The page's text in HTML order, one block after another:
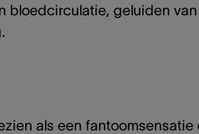
bloedcirculatie, geluiden van
als een fantoomsensatie